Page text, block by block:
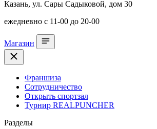
Казань, ул. Сары Садыковой, дом 30
ежедневно с 11-00 до 20-00
Магазин
Франшиза
Сотрудничество
Открыть спортзал
Турнир REALPUNCHER
Разделы